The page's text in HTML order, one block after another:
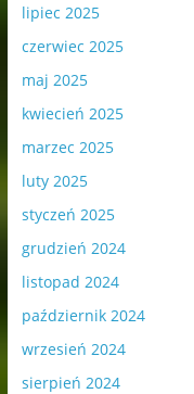
lipiec 2025
czerwiec 2025
maj 2025
kwiecień 2025
marzec 2025
luty 2025
styczeń 2025
grudzień 2024
listopad 2024
październik 2024
wrzesień 2024
sierpień 2024